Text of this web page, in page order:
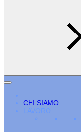
CHI SIAMO
LAVORO